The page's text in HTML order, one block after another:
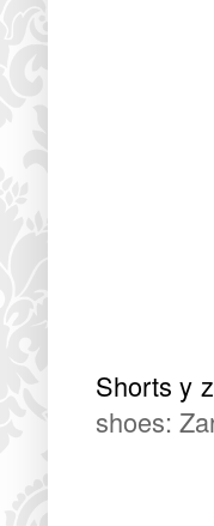
Shorts y
shoes: